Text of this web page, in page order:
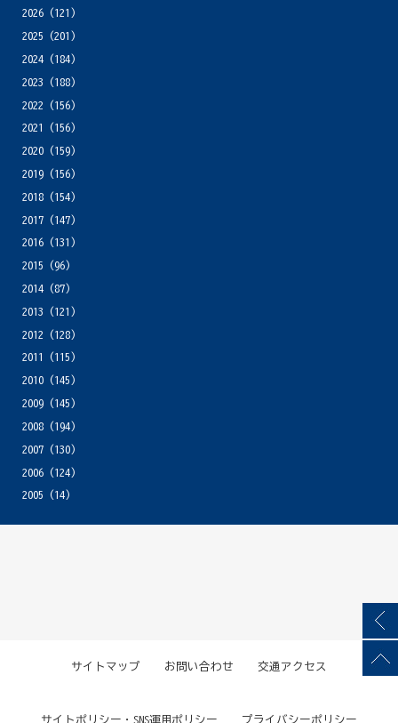
2026(121)
2025 (201)
2024(184)
2023 (188)
2022 (156)
2021
(156)
2020(159)
2019(156)
2018(154)
2017(147)
2016(131)
2015 (96)
2014(87)
2013 (121)
2012 (128)
2011
(115)
2010(145)
2009(145)
2008(194)
2007(130)
2006(124)
2005 (14)
サイトマップ お問い合わせ 交通アクセス
サイトポリシー・SNS運用ポリシー プライバシーポリシー